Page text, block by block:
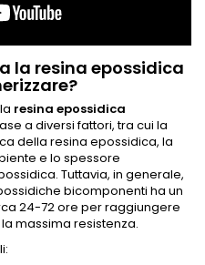
la resina epossidica
resina epossidica
a diversi fattori, tra cui la
della resina epossidica, la
e lo spessore
Tuttavia, in generale,
bicomponenti ha un
24-72 ore per raggiungere
massima resistenza.